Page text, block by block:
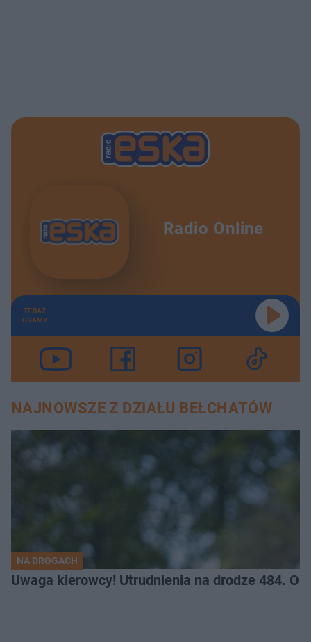
Radio Online
TERAZ
GRAMY
NAJNOWSZE Z DZIAŁU BEŁCHATÓW
NA DROGACH
Uwaga kierowcy! Utrudnienia na drodze 484.